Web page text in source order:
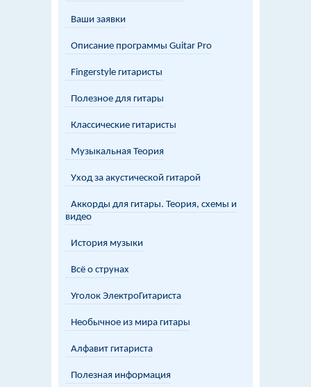
Ваши заявки
Описание программы Guitar Pro
Fingerstyle гитаристы
Полезное для гитары
Классические гитаристы
Музыкальная Теория
Уход за акустической гитарой
Аккорды для гитары. Теория, схемы и
видео
История музыки
Всё о струнах
Уголок ЭлектроГитариста
Необычное из мира гитары
Алфавит гитариста
Полезная информация